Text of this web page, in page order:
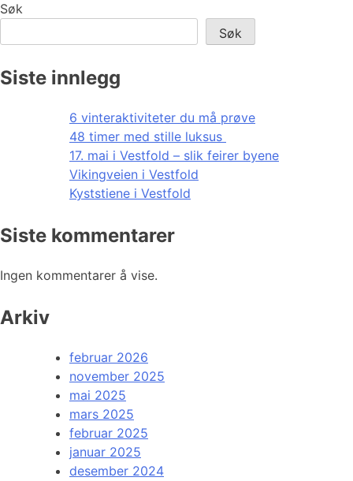
Søk
Søk
Siste innlegg
6 vinteraktiviteter du må prøve
48 timer med stille luksus
17. mai i Vestfold – slik feirer byene
Vikingveien i Vestfold
Kyststiene i Vestfold
Siste kommentarer
Ingen kommentarer å vise.
Arkiv
februar 2026
november 2025
mai 2025
mars 2025
februar 2025
januar 2025
desember 2024